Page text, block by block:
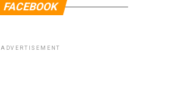
FACEBOOK
ADVERTISEMENT